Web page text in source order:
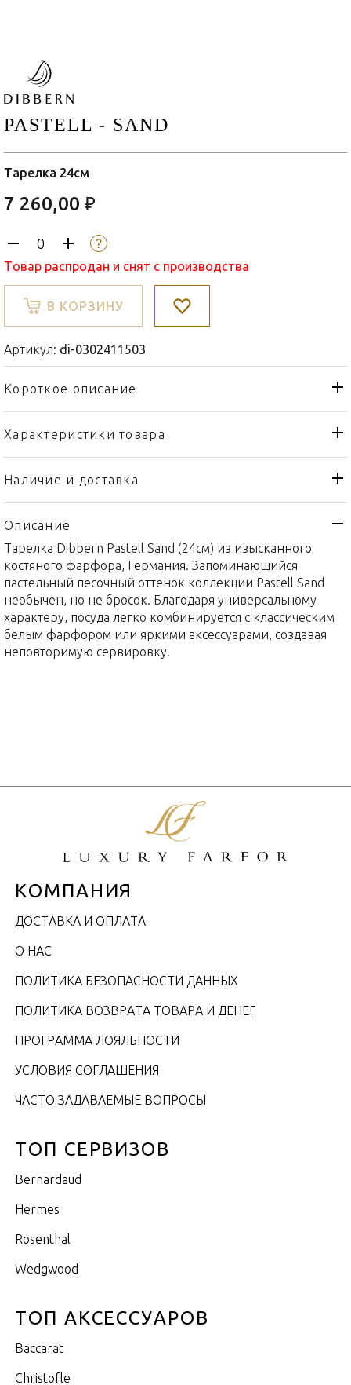
PASTELL - SAND
Тарелка 24см
7 260,00 ₽
Товар распродан и снят с производства
В КОРЗИНУ
Артикул: di-0302411503
Короткое описание
Характеристики товара
Тип товара
Тарелка
Бренд
Коллекция
Pastell - Sand
Страна производителя
Материал
Изысканный костяной
фарфор
Объем / Размер
24см
Наличие и доставка
Описание
Тарелка Dibbern Pastell Sand (24см) из изысканного
костяного фарфора, Германия. Запоминающийся
пастельный песочный оттенок коллекции Pastell Sand
необычен, но не бросок. Благодаря универсальному
характеру, посуда легко комбинируется с классическим
белым фарфором или яркими аксессуарами, создавая
неповторимую сервировку.
КОМПАНИЯ
ДОСТАВКА И ОПЛАТА
О НАС
ПОЛИТИКА БЕЗОПАСНОСТИ ДАННЫХ
ПОЛИТИКА ВОЗВРАТА ТОВАРА И ДЕНЕГ
ПРОГРАММА ЛОЯЛЬНОСТИ
УСЛОВИЯ СОГЛАШЕНИЯ
ЧАСТО ЗАДАВАЕМЫЕ ВОПРОСЫ
ТОП СЕРВИЗОВ
Bernardaud
Hermes
Rosenthal
Wedgwood
ТОП АКСЕССУАРОВ
Baccarat
Christofle